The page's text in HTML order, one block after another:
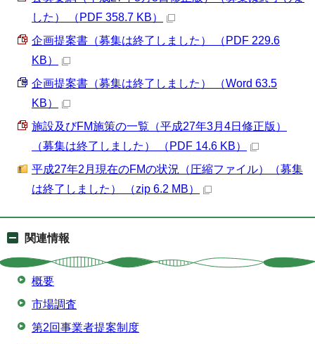
した） （PDF 358.7 KB）
企画提案書（募集は終了しました） （PDF 229.6
KB）
企画提案書（募集は終了しました） （Word 63.5
KB）
施設及びFM施策の一覧（平成27年3月4日修正版）
（募集は終了しました） （PDF 14.6 KB）
平成27年2月現在のFMの状況（圧縮ファイル）（募集
は終了しました） （zip 6.2 MB）
関連情報
概要
市場調査
第2回事業者提案制度